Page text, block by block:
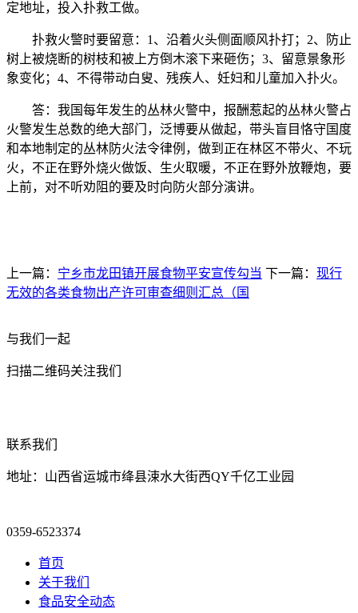
定地址，投入扑救工做。
扑救火警时要留意：1、沿着火头侧面顺风扑打；2、防止
树上被烧断的树枝和被上方倒木滚下来砸伤；3、留意景象形
象变化；4、不得带动白叟、残疾人、妊妇和儿童加入扑火。
答：我国每年发生的丛林火警中，报酬惹起的丛林火警占
火警发生总数的绝大部门，泛博要从做起，带头盲目恪守国度
和本地制定的丛林防火法令律例，做到正在林区不带火、不玩
火，不正在野外烧火做饭、生火取暖，不正在野外放鞭炮，要
上前，对不听劝阻的要及时向防火部分演讲。
上一篇： 宁乡市龙田镇开展食物平安宣传勾当 下一篇： 现行
无效的各类食物出产许可审查细则汇总（国
与我们一起
扫描二维码关注我们
联系我们
地址：山西省运城市绛县涑水大街西QY千亿工业园
0359-6523374
首页
关于我们
食品安全动态